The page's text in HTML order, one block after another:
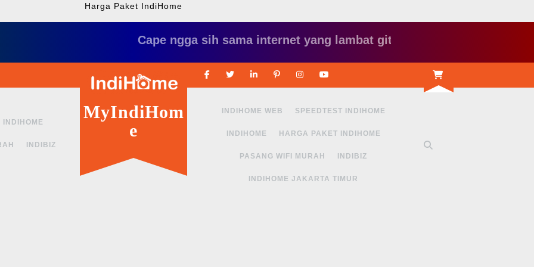
Harga Paket IndiHome
Cape ngga sih sama internet yang lambat gitu gitu aja dah nyebelin,
FacebookTwitter LinkedinPinterestInstagram
INDIHOME
INDIBIZ
MyIndiHom
e
INDIHOME WEB SPEEDTEST INDIHOME
INDIHOME HARGA PAKET INDIHOME
PASANG WIFI MURAH INDIBIZ
INDIHOME JAKARTA TIMUR